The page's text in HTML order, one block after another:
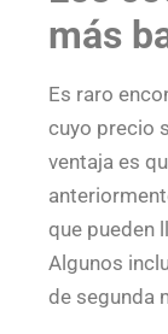
más
Es raro
cuyo precio
ventaja es
que pueden
Algunos
de segunda